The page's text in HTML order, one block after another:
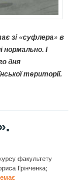
зі «суфлера» в
І
дня
території.
факультету
Грінченка;